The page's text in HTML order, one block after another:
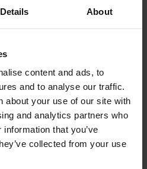
Details About
content and ads, to
and to analyse our traffic.
about your use of our site with
and analytics partners who
that you’ve
collected from your use
AL CARRELLO